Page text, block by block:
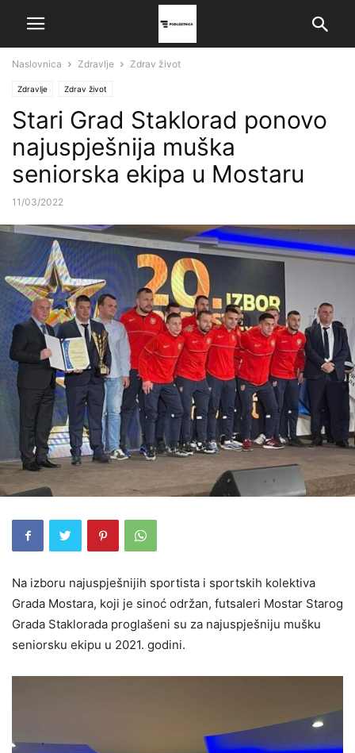
Naslovnica Zdravlje Zdrav život
Zdravlje Zdrav život
Stari Grad Staklorad ponovo
najuspješnija muška
seniorska ekipa u Mostaru
11/03/2022
Na izboru najuspješnijih sportista i sportskih kolektiva
Grada Mostara, koji je sinoć održan, futsaleri Mostar Starog
Grada Staklorada proglašeni su za najuspješniju mušku
seniorsku ekipu u 2021. godini.